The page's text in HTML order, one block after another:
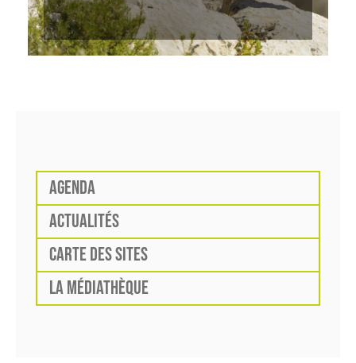
AGENDA
ACTUALITÉS
CARTE DES SITES
LA MÉDIATHÈQUE